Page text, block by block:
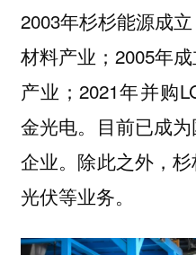
2003年杉杉能源成
材料产业；2005年
产业；2021年并购
金光电。目前已成
企业。除此之外，
光伏等业务。